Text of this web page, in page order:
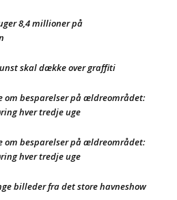
8,4 millioner på
skal dække over graffiti
om besparelser på ældreområdet:
hver tredje uge
om besparelser på ældreområdet:
hver tredje uge
billeder fra det store havneshow